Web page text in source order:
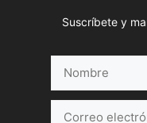
Suscríbete y